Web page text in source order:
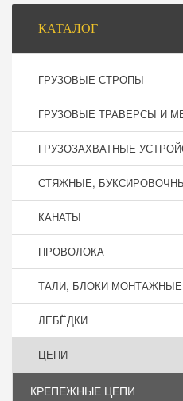
КАТАЛОГ
ГРУЗОВЫЕ СТРОПЫ
ГРУЗОВЫЕ ТРАВЕРСЫ И
ГРУЗОЗАХВАТНЫЕ
СТЯЖНЫЕ,
КАНАТЫ
ПРОВОЛОКА
ТАЛИ, БЛОКИ МОНТАЖНЫЕ
ЛЕБЁДКИ
ЦЕПИ
КРЕПЕЖНЫЕ ЦЕПИ